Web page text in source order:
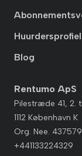
Blog
Rentumo ApS
Pilestræde 41, 2.
1112 København K
Org. Nee.
+441133224329